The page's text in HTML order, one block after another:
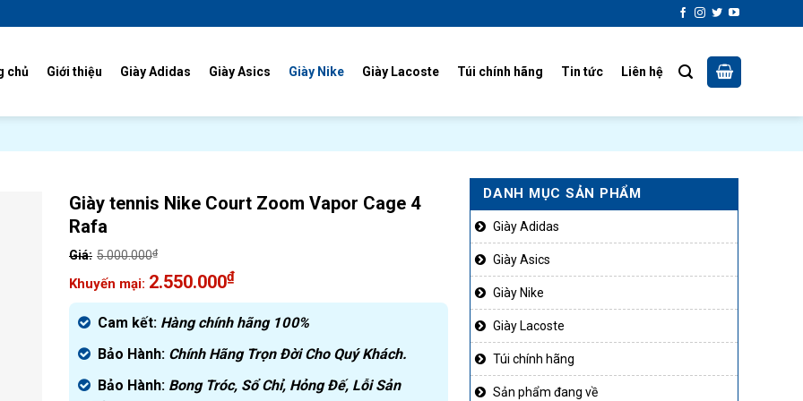
chủ Giới thiệu Giày Adidas Giày Asics Giày Nike Giày Lacoste Túi chính hãng Tin tức Liên hệ
DANH MỤC SẢN PHẨM
Giày Adidas
Giày Asics
Giày Nike
Giày Lacoste
Túi chính hãng
Sản phẩm đang về
Giày tennis Nike Court Zoom Vapor Cage 4
Rafa
5.000.000₫
Giá
gốc
là:
5.000.000₫.
2.550.000₫
Giá
hiện
tại
là:
2.550.000₫.
Cam kết: Hàng chính hãng 100%
Bảo Hành: Chính Hãng Trọn Đời Cho Quý Khách.
Bảo Hành: Bong Tróc, Sổ Chỉ, Hỏng Đế, Lỗi Sản